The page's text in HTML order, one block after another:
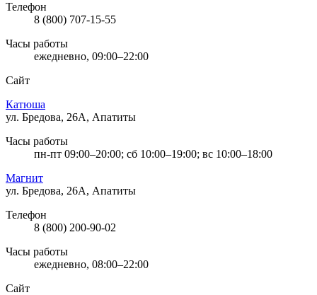
Телефон
8 (800) 707-15-55
Часы работы
ежедневно, 09:00–22:00
Сайт
Катюша
ул. Бредова, 26А, Апатиты
Часы работы
пн-пт 09:00–20:00; сб 10:00–19:00; вс 10:00–18:00
Магнит
ул. Бредова, 26А, Апатиты
Телефон
8 (800) 200-90-02
Часы работы
ежедневно, 08:00–22:00
Сайт